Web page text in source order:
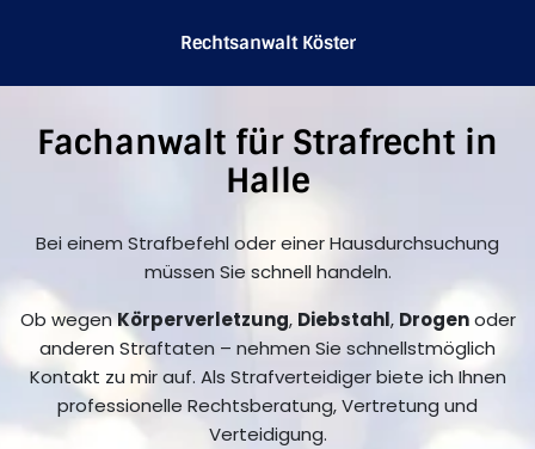
Rechtsanwalt Köster
Fachanwalt für Strafrecht in
Halle
Bei einem Strafbefehl oder einer Hausdurchsuchung
müssen Sie schnell handeln.
Ob wegenKörperverletzung, Diebstahl, Drogenoder
anderen Straftaten – nehmen Sie schnellstmöglich
Kontakt zu mir auf. Als Strafverteidiger biete ich Ihnen
professionelle Rechtsberatung, Vertretung und
Verteidigung.